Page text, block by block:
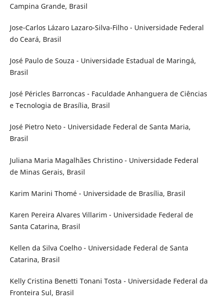
Campina Grande, Brasil
Jose-Carlos Lázaro Lazaro-Silva-Filho - Universidade Federal
do Ceará, Brasil
José Paulo de Souza - Universidade Estadual de Maringá,
Brasil
José Péricles Barroncas - Faculdade Anhanguera de Ciências
e Tecnologia de Brasília, Brasil
José Pietro Neto - Universidade Federal de Santa Maria,
Brasil
Juliana Maria Magalhães Christino - Universidade Federal
de Minas Gerais, Brasil
Karim Marini Thomé - Universidade de Brasília, Brasil
Karen Pereira Alvares Villarim - Universidade Federal de
Santa Catarina, Brasil
Kellen da Silva Coelho - Universidade Federal de Santa
Catarina, Brasil
Kelly Cristina Benetti Tonani Tosta - Universidade Federal da
Fronteira Sul, Brasil